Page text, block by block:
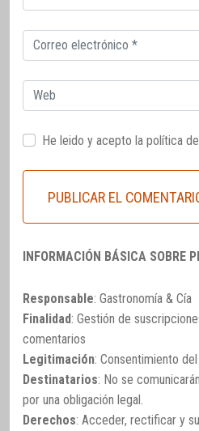
electrónico
Correo
electrónico
Web
He leido y acepto la política
INFORMACIÓN BÁSICA SOBRE
Responsable: Gastronomía & Cía
Finalidad: Gestión de
comentarios
Legitimación: Consentimiento
Destinatarios: No se
por una obligación legal.
Derechos: Acceder, rectificar y